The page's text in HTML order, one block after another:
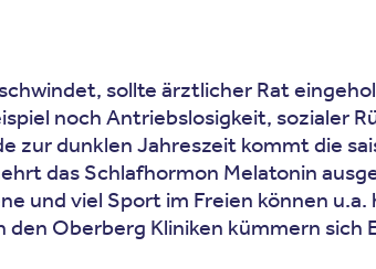
sollte ärztlicher Rat
noch Antriebslosigkeit, sozialer
zur dunklen Jahreszeit kommt die
das Schlafhormon Melatonin
und viel Sport im Freien können
Oberberg Kliniken kümmern